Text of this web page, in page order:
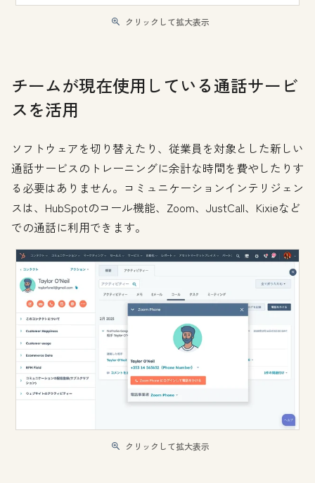
クリックして拡大表示
チームが現在使用している通話サービ
スを活用
ソフトウェアを切り替えたり、従業員を対象とした新しい
通話サービスのトレーニングに余計な時間を費やしたりす
る必要はありません。コミュニケーションインテリジェン
スは、HubSpotのコール機能、Zoom、JustCall、Kixieなど
での通話に利用できます。
クリックして拡大表示